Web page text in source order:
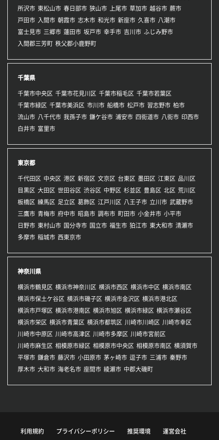
所沢市 東松山市 春日部市 狭山市 上尾市 草加市 越谷市 蕨市
戸田市 入間市 朝霞市 志木市 和光市 新座市 久喜市 八潮市
富士見市 三郷市 蓮田市 坂戸市 幸手市 吉川市 ふじみ野市
入間郡三芳町 秩父郡小鹿野町
千葉県
千葉市中央区 千葉市花見川区 千葉市稲毛区 千葉市若葉区
千葉市緑区 千葉市美浜区 市川市 船橋市 松戸市 習志野市 柏市
流山市 八千代市 我孫子市 鎌ケ谷市 浦安市 四街道市 八街市 印西市
白井市 富里市
東京都
千代田区 中央区 港区 新宿区 文京区 台東区 墨田区 江東区 品川区
目黒区 大田区 世田谷区 渋谷区 中野区 杉並区 豊島区 北区 荒川区
板橋区 練馬区 足立区 葛飾区 江戸川区 八王子市 立川市 武蔵野市
三鷹市 青梅市 府中市 昭島市 調布市 町田市 小金井市 小平市
日野市 東村山市 国分寺市 国立市 福生市 狛江市 東大和市 清瀬市
多摩市 稲城市 西東京市
神奈川県
横浜市鶴見区 横浜市神奈川区 横浜市西区 横浜市中区 横浜市南区
横浜市保土ケ谷区 横浜市磯子区 横浜市金沢区 横浜市港北区
横浜市戸塚区 横浜市港南区 横浜市旭区 横浜市緑区 横浜市瀬谷区
横浜市栄区 横浜市青葉区 横浜市都筑区 川崎市川崎区 川崎市幸区
川崎市中原区 川崎市高津区 川崎市多摩区 川崎市宮前区
川崎市麻生区 相模原市緑区 相模原市中央区 相模原市南区 横須賀市
平塚市 鎌倉市 藤沢市 小田原市 茅ヶ崎市 逗子市 三浦市 秦野市
厚木市 大和市 海老名市 座間市 綾瀬市 中郡大磯町
利用規約 プライバシーポリシー 推奨環境 運営会社